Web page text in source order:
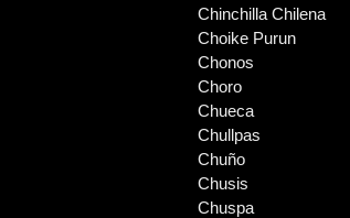
Chinchilla Chilena
Choike Purun
Chonos
Choro
Chueca
Chullpas
Chuño
Chusis
Chuspa